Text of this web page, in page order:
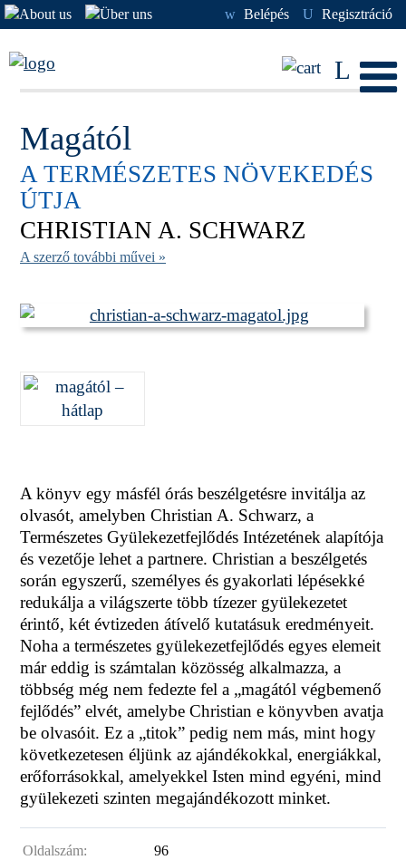
w Belépés U Regisztráció
L
Magától
A TERMÉSZETES NÖVEKEDÉS
ÚTJA
CHRISTIAN A. SCHWARZ
A szerző további művei »
A könyv egy másfél órás beszélgetésre invitálja az
olvasót, amelyben Christian A. Schwarz, a
Természetes Gyülekezetfejlődés Intézetének alapítója
és vezetője lehet a partnere. Christian a beszélgetés
során egyszerű, személyes és gyakorlati lépésekké
redukálja a világszerte több tízezer gyülekezetet
érintő, két évtizeden átívelő kutatásuk eredményeit.
Noha a természetes gyülekezetfejlődés egyes elemeit
már eddig is számtalan közösség alkalmazza, a
többség még nem fedezte fel a „magától végbemenő
fejlődés” elvét, amelybe Christian e könyvben avatja
be olvasóit. Ez a „titok” pedig nem más, mint hogy
következetesen éljünk az ajándékokkal, energiákkal,
erőforrásokkal, amelyekkel Isten mind egyéni, mind
gyülekezeti szinten megajándékozott minket.
Oldalszám:
96